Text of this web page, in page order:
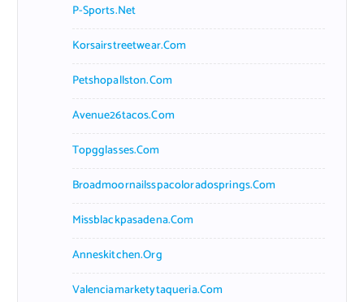
P-Sports.net
Korsairstreetwear.com
Petshopallston.com
Avenue26tacos.com
Topgglasses.com
Broadmoornailsspacoloradosprings.com
Missblackpasadena.com
Anneskitchen.org
Valenciamarketytaqueria.com